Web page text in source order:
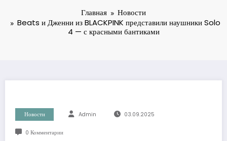
Главная
Новости
Beats и Дженни из BLACKPINK представили наушники Solo
4 — с красными бантиками
Новости Admin 03.09.2025
0 Комментарии